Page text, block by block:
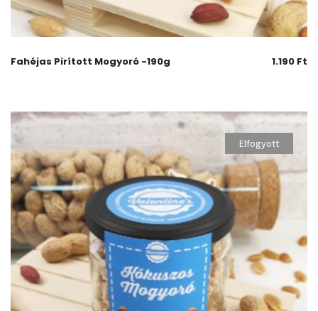
Fahéjas Pirított Mogyoró -190g 1.190 Ft
Elfogyott